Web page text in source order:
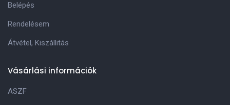
Belépés
Rendelésem
Átvétel, Kiszállitás
Vásárlási információk
ASZF